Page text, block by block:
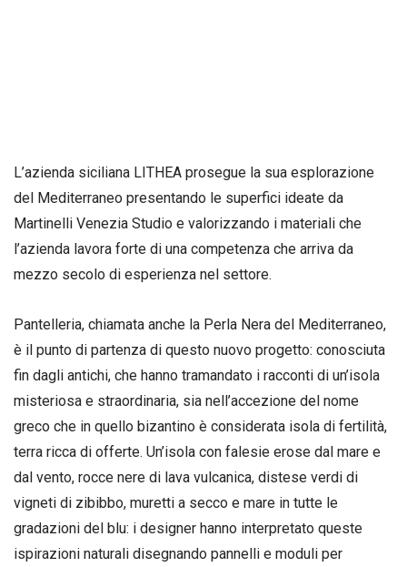
L’azienda siciliana LITHEA prosegue la sua esplorazione
del Mediterraneo presentando le superfici ideate da
Martinelli Venezia Studio e valorizzando i materiali che
l’azienda lavora forte di una competenza che arriva da
mezzo secolo di esperienza nel settore.
Pantelleria, chiamata anche la Perla Nera del Mediterraneo,
è il punto di partenza di questo nuovo progetto: conosciuta
fin dagli antichi, che hanno tramandato i racconti di un’isola
misteriosa e straordinaria, sia nell’accezione del nome
greco che in quello bizantino è considerata isola di fertilità,
terra ricca di offerte. Un’isola con falesie erose dal mare e
dal vento, rocce nere di lava vulcanica, distese verdi di
vigneti di zibibbo, muretti a secco e mare in tutte le
gradazioni del blu: i designer hanno interpretato queste
ispirazioni naturali disegnando pannelli e moduli per